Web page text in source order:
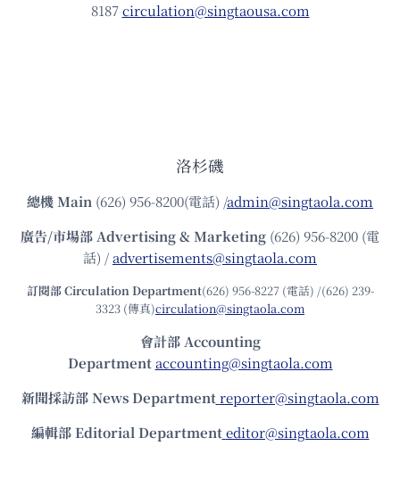
8187circulation@singtaousa.com
洛杉磯
總機Main (626) 956-8200(電話) /admin@singtaola.com
廣告/市場部Advertising & Marketing (626) 956-8200 (電
話) /advertisements@singtaola.com
訂閱部 Circulation Department(626) 956-8227 (電話) /(626) 239-
3323 (傳真)circulation@singtaola.com
會計部 Accounting
Department accounting@singtaola.com
新聞採訪部 News Department reporter@singtaola.com
編輯部 Editorial Department editor@singtaola.com